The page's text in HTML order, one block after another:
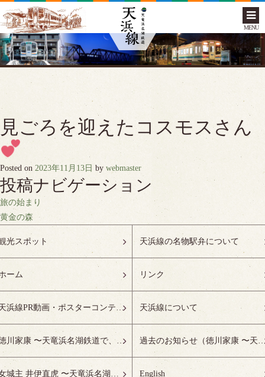
MENU
見ごろを迎えたコスモスさん
Posted on 2023年11月13日 by webmaster
投稿ナビゲーション
旅の始まり
黄金の森
光スポット 天浜線の名物駅弁について
ーム リンク
天浜線PR動画・ポスターコンテスト受賞作品特設ページ 天浜線について
徳川家康 〜天竜浜名湖鉄道で、徳川ゆかりの地へ！〜 過去のお知らせ（徳川家康 〜天竜浜名湖鉄道で、
女城主 井伊直虎 〜天竜浜名湖鉄道で、井の国へ！〜 English